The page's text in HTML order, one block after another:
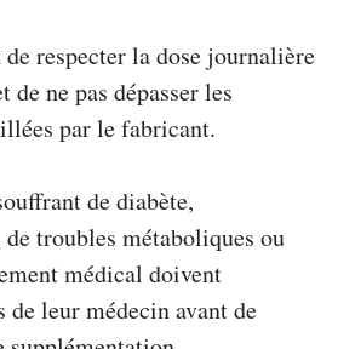
respecter la dose journalière
de ne pas dépasser les
par le fabricant.
de diabète,
de troubles métaboliques ou
médical doivent
de leur médecin avant de